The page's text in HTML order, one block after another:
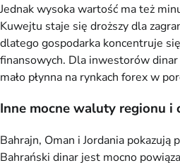
Jednak wysoka wartość ma też
Kuwejtu staje się droższy dla
dlatego gospodarka koncentruje
finansowych. Dla inwestorów
mało płynna na rynkach forex w
Inne mocne waluty regionu i
Bahrajn, Oman i Jordania pokazują
Bahrański dinar jest mocno